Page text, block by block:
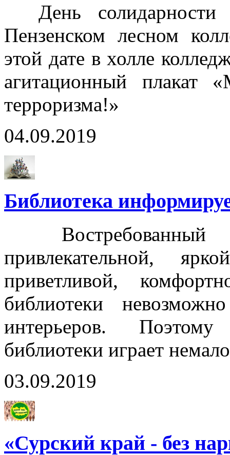
День солидарности
Пензенском лесном
этой дате в холле
агитационный плакат
терроризма!»
04.09.2019
Библиотека
Востребованный
привлекательной,
приветливой,
библиотеки
интерьеров. Поэтому
библиотеки играет
03.09.2019
«Сурский край - без